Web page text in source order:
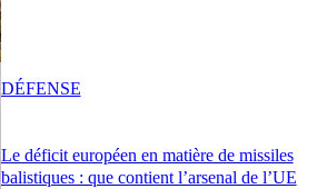
Le déficit européen en matière de missiles
balistiques : que contient l’arsenal de l’UE
DÉFENSE